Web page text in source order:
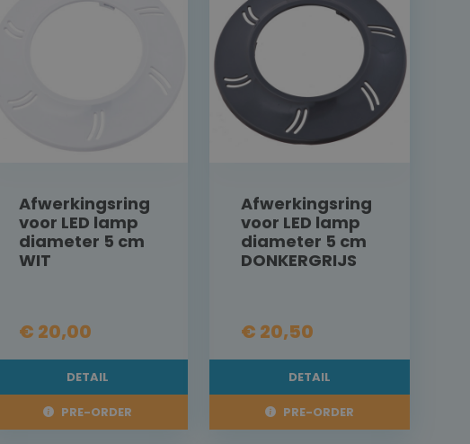
Afwerkingsring
voor LED lamp
diameter 5 cm
WIT
€ 20,00
DETAIL
PRE-ORDER
Afwerkingsring
voor LED lamp
diameter 5 cm
DONKERGRIJS
€ 20,50
DETAIL
PRE-ORDER